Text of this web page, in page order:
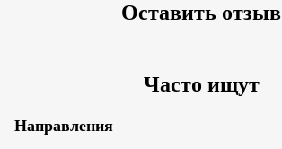
Оставить отзыв
Часто ищут
Направления